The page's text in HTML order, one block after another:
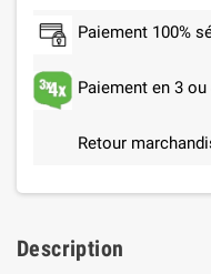
Paiement 100%
Paiement en 3
Retour
Description